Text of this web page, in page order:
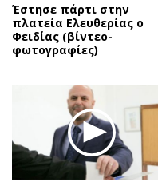
Έστησε πάρτι στην
πλατεία Ελευθερίας ο
Φειδίας (βίντεο-
φωτογραφίες)